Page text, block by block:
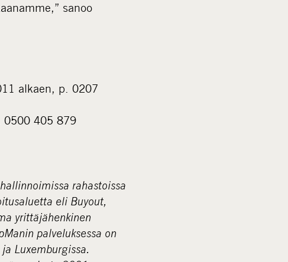
sanoo
alkaen, p. 0207
0500 405 879
rahastoissa
eli Buyout,
yrittäjähenkinen
palveluksessa on
Luxemburgissa.